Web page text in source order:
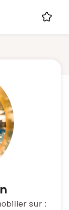
sur :